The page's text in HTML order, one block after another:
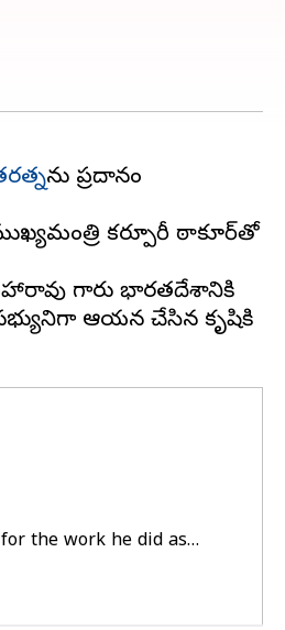
ను ప్రదానం
కర్పూరీ ఠాకూర్‌తో
గారు భారతదేశానికి
ఆయన చేసిన కృషికి
the work he did as…